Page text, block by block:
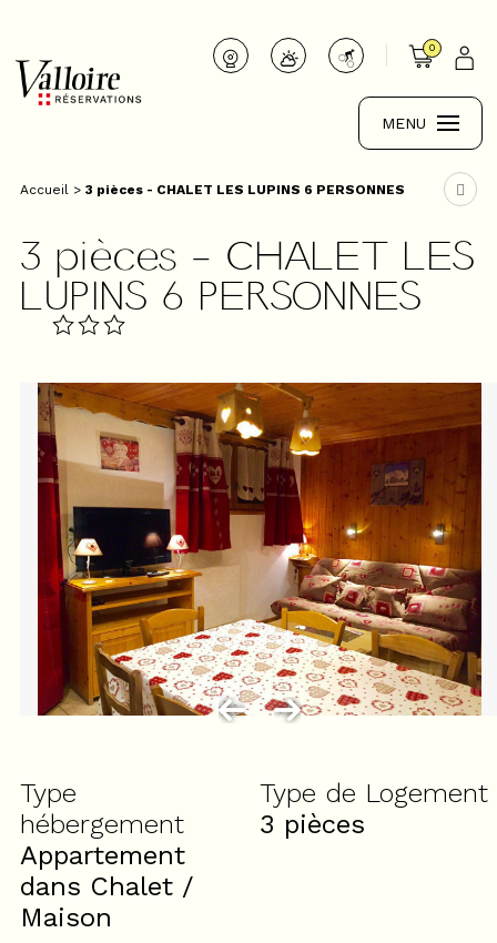
0
MENU
Accueil > 3 pièces - CHALET LES LUPINS 6 PERSONNES
3 pièces - CHALET LES
LUPINS 6 PERSONNES
Type
hébergement
Appartement
dans Chalet /
Maison
Type de Logement
3 pièces